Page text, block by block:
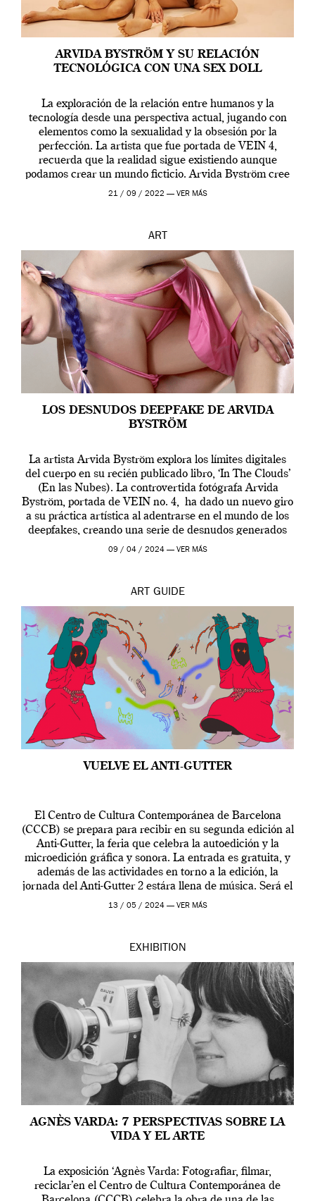
ARVIDA BYSTRÖM Y SU RELACIÓN
TECNOLÓGICA CON UNA SEX DOLL
La exploración de la relación entre humanos y la
tecnología desde una perspectiva actual, jugando con
elementos como la sexualidad y la obsesión por la
perfección. La artista que fue portada de VEIN 4,
recuerda que la realidad sigue existiendo aunque
podamos crear un mundo ficticio. Arvida Byström cree
que los humanos tienen un complejo […]
21 / 09 / 2022 — VER MÁS
ART
LOS DESNUDOS DEEPFAKE DE ARVIDA
BYSTRÖM
La artista Arvida Byström explora los límites digitales
del cuerpo en su recién publicado libro, ‘In The Clouds’
(En las Nubes). La controvertida fotógrafa Arvida
Byström, portada de VEIN no. 4, ha dado un nuevo giro
a su práctica artística al adentrarse en el mundo de los
deepfakes, creando una serie de desnudos generados
por […]
09 / 04 / 2024 — VER MÁS
ART GUIDE
VUELVE EL ANTI-GUTTER
El Centro de Cultura Contemporánea de Barcelona
(CCCB) se prepara para recibir en su segunda edición al
Anti-Gutter, la feria que celebra la autoedición y la
microedición gráfica y sonora. La entrada es gratuita, y
además de las actividades en torno a la edición, la
jornada del Anti-Gutter 2 estára llena de música. Será el
[…]
13 / 05 / 2024 — VER MÁS
EXHIBITION
AGNÈS VARDA: 7 PERSPECTIVAS SOBRE LA
VIDA Y EL ARTE
La exposición ‘Agnès Varda: Fotografiar, filmar,
reciclar’en el Centro de Cultura Contemporánea de